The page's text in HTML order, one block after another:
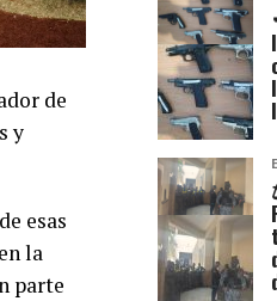
de
y
esas
la
parte